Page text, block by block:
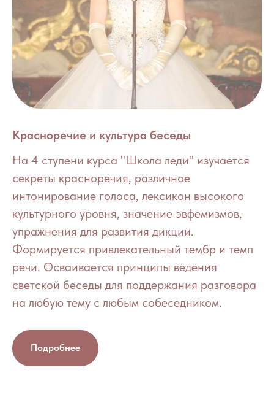
Красноречие и культура беседы
На 4 ступени курса "Школа леди" изучается
секреты красноречия, различное
интонирование голоса, лексикон высокого
культурного уровня, значение эвфемизмов,
упражнения для развития дикции.
Формируется привлекательный тембр и темп
речи. Осваивается принципы ведения
светской беседы для поддержания разговора
на любую тему с любым собеседником.
Подробнее